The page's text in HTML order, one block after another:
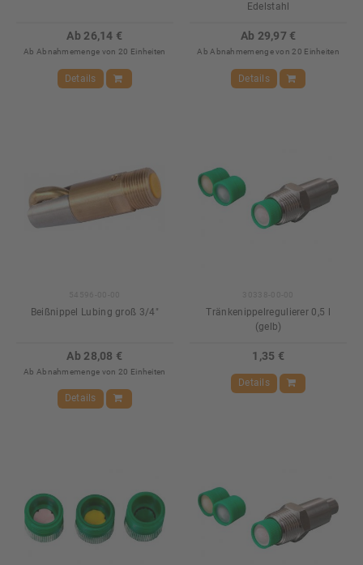
Ab 26,14 €
Ab Abnahmemenge von 20 Einheiten
Details
Edelstahl
Ab 29,97 €
Ab Abnahmemenge von 20 Einheiten
Details
Beißnippel Lubing groß 3/4"
Ab 28,08 €
Ab Abnahmemenge von 20 Einheiten
Details
Tränkenippelregulierer 0,5 l
(gelb)
1,35 €
Details